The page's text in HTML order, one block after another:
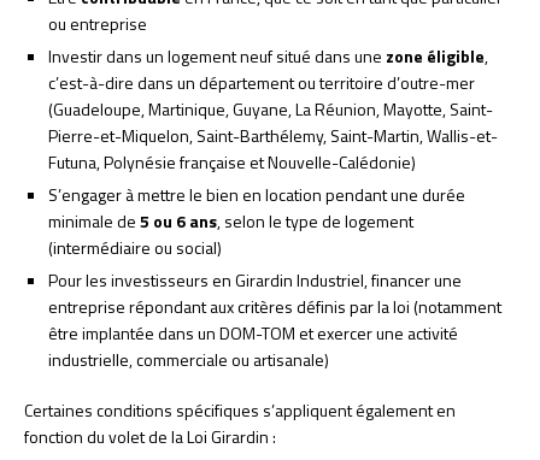
ou entreprise
Investir dans un logement neuf situé dans une zone éligible,
c’est-à-dire dans un département ou territoire d’outre-mer
(Guadeloupe, Martinique, Guyane, La Réunion, Mayotte, Saint-
Pierre-et-Miquelon, Saint-Barthélemy, Saint-Martin, Wallis-et-
Futuna, Polynésie française et Nouvelle-Calédonie)
S’engager à mettre le bien en location pendant une durée
minimale de5 ou 6 ans, selon le type de logement
(intermédiaire ou social)
Pour les investisseurs en Girardin Industriel, financer une
entreprise répondant aux critères définis par la loi (notamment
être implantée dans un DOM-TOM et exercer une activité
industrielle, commerciale ou artisanale)
Certaines conditions spécifiques s’appliquent également en
fonction du volet de la Loi Girardin :